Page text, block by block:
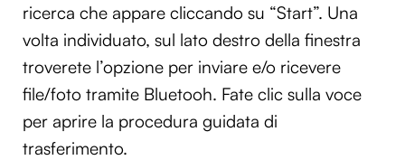
ricerca che appare cliccando su “Start”. Una
volta individuato, sul lato destro della finestra
troverete l’opzione per inviare e/o ricevere
file/foto tramite Bluetooh. Fate clic sulla voce
per aprire la procedura guidata di
trasferimento.